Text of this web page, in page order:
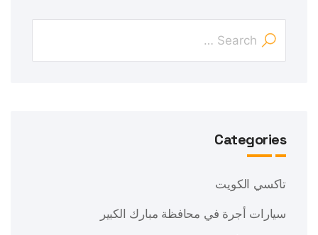
Categories
تاكسي الكويت
سيارات أجرة في محافظة مبارك الكبير